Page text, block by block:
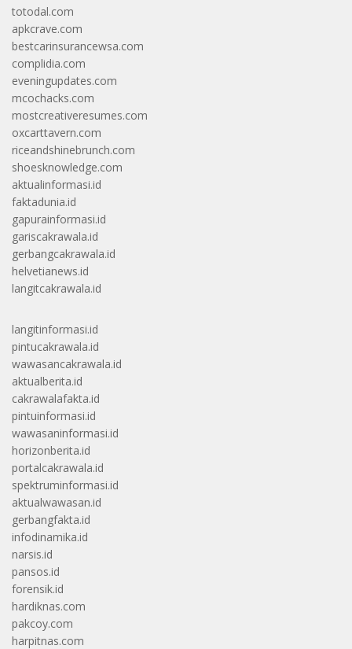
totodal.com
apkcrave.com
bestcarinsurancewsa.com
complidia.com
eveningupdates.com
mcochacks.com
mostcreativeresumes.com
oxcarttavern.com
riceandshinebrunch.com
shoesknowledge.com
aktualinformasi.id
faktadunia.id
gapurainformasi.id
gariscakrawala.id
gerbangcakrawala.id
helvetianews.id
langitcakrawala.id
langitinformasi.id
pintucakrawala.id
wawasancakrawala.id
aktualberita.id
cakrawalafakta.id
pintuinformasi.id
wawasaninformasi.id
horizonberita.id
portalcakrawala.id
spektruminformasi.id
aktualwawasan.id
gerbangfakta.id
infodinamika.id
narsis.id
pansos.id
forensik.id
hardiknas.com
pakcoy.com
harpitnas.com